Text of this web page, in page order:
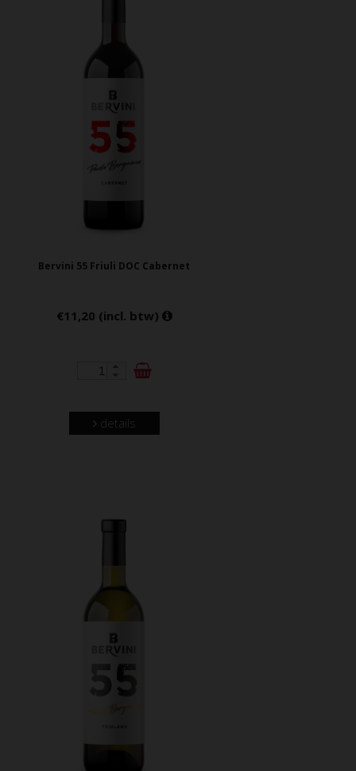
Bervini 55 Friuli DOC Cabernet
€11,20 (incl. btw)
details